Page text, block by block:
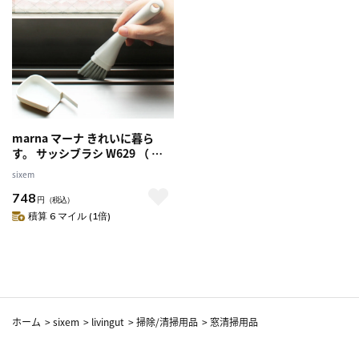
marna マーナ きれいに暮ら
す。 サッシブラシ W629 （ サ
ッシ 掃除 ブラシ 溝 みぞ 窓 レー
うじ ぶらし はけ カバー付き ヘ
ラ へら 窓サッシ 窓まわり ほう
sixem
748 円 （税込）
積算 6 マイル (1倍)
ホーム >sixem > livingut >掃除/清掃用品 >窓清掃用品